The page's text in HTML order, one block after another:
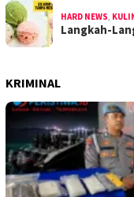
HARD NEWS,
Langkah-
KRIMINAL